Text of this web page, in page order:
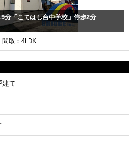
分「こてはし台中学校」停歩2分
間取：4LDK
建て